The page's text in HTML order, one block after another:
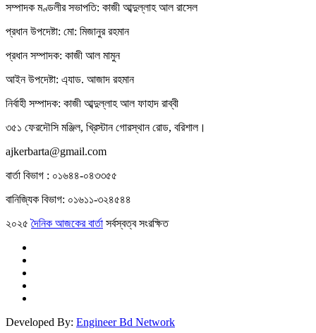
সম্পাদক মণ্ডলীর সভাপতি: কাজী আব্দুল্লাহ আল রাসেল
প্রধান উপদেষ্টা: মো: মিজানুর রহমান
প্রধান সম্পাদক: কাজী আল মামুন
আইন উপদেষ্টা: এ্যাড. আজাদ রহমান
নির্বাহী সম্পাদক: কাজী আব্দুল্লাহ আল ফাহাদ রাব্বী
৩৫১ ফেরদৌসি মঞ্জিল, খ্রিস্টান গোরস্থান রোড, বরিশাল।
ajkerbarta@gmail.com
বার্তা বিভাগ : ০১৬৪৪-০৪৩৩৫৫
বানিজ্যিক বিভাগ: ০১৬১১-৩২৪৫৪৪
২০২৫দৈনিক আজকের বার্তা সর্বস্বত্ব সংরক্ষিত
Developed By: Engineer Bd Network